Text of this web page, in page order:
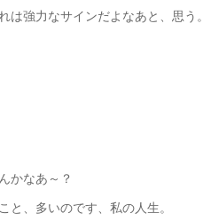
は強力なサインだよなあと、思う。
かなあ～？
と、多いのです、私の人生。